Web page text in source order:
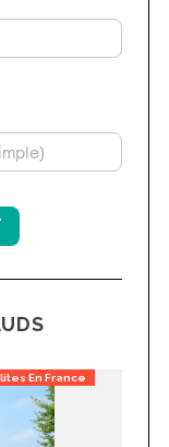
En France